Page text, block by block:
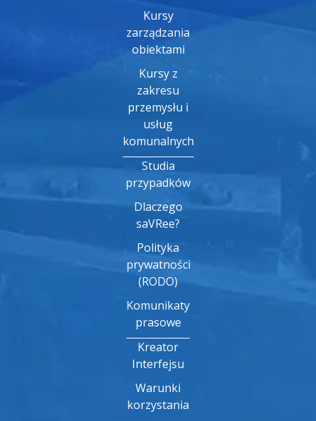
Kursy
zarządzania
obiektami
Kursy z
zakresu
przemysłu i
usług
komunalnych
Studia
przypadków
Dlaczego
saVRee?
Polityka
prywatności
(RODO)
Komunikaty
prasowe
Kreator
Interfejsu
Warunki
korzystania